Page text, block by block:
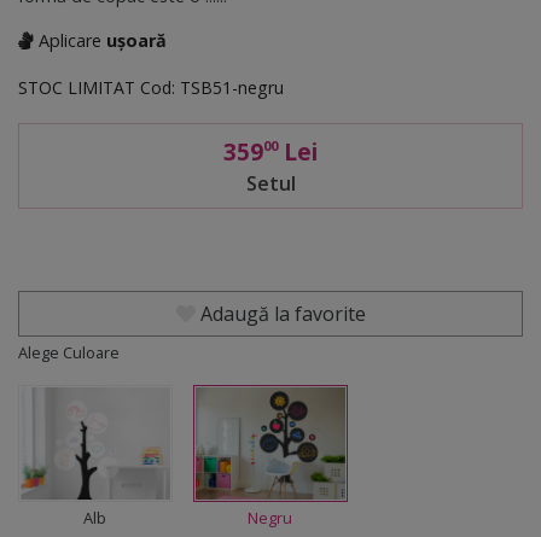
Aplicare ușoară
STOC LIMITAT Cod: TSB51-negru
35900Lei
Setul
Adaugă la favorite
Alege Culoare
Alb Negru